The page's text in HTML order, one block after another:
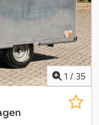
1 / 35